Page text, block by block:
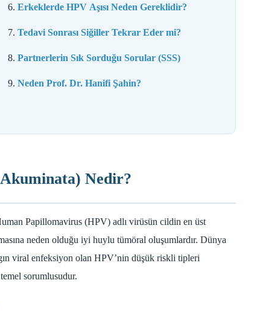
Erkeklerde HPV Aşısı Neden Gereklidir?
Tedavi Sonrası Siğiller Tekrar Eder mi?
Partnerlerin Sık Sorduğu Sorular (SSS)
Neden Prof. Dr. Hanifi Şahin?
Nedir?
Papillomavirus (HPV) adlı virüsün cildin en üst
neden olduğu iyi huylu tümöral oluşumlardır. Dünya
viral enfeksiyon olan HPV’nin düşük riskli tipleri
sorumlusudur.